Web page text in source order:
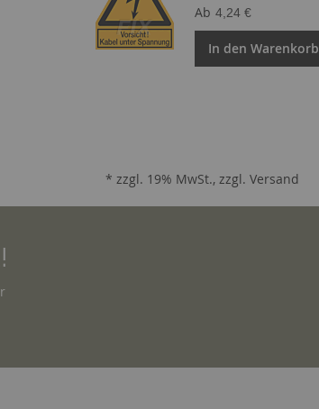
Ab 4,24 €
In den Warenkorb
* zzgl. 19% MwSt., zzgl. Versand